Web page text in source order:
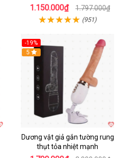
1.150.000₫ 1.797.000₫
(951)
-19%
Hot
5
Dương vật giả gắn tường rung
thụt tỏa nhiệt mạnh